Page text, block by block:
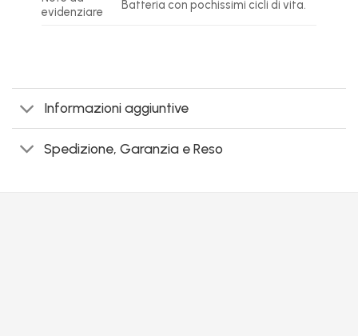
evidenziare
Batteria con pochissimi cicli di vita.
Informazioni aggiuntive
Spedizione, Garanzia e Reso